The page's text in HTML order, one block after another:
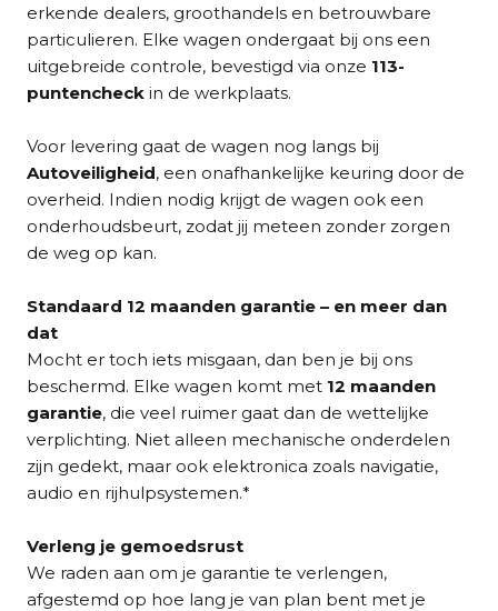
erkende dealers, groothandels en betrouwbare
particulieren. Elke wagen ondergaat bij ons een
uitgebreide controle, bevestigd via onze 113-
puntencheck in de werkplaats.
Voor levering gaat de wagen nog langs bij
Autoveiligheid, een onafhankelijke keuring door de
overheid. Indien nodig krijgt de wagen ook een
onderhoudsbeurt, zodat jij meteen zonder zorgen
de weg op kan.
Standaard 12 maanden garantie – en meer dan
dat
Mocht er toch iets misgaan, dan ben je bij ons
beschermd. Elke wagen komt met 12 maanden
garantie, die veel ruimer gaat dan de wettelijke
verplichting. Niet alleen mechanische onderdelen
zijn gedekt, maar ook elektronica zoals navigatie,
audio en rijhulpsystemen.*
Verleng je gemoedsrust
We raden aan om je garantie te verlengen,
afgestemd op hoe lang je van plan bent met je